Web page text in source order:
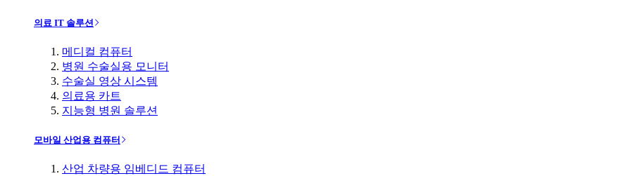
의료 IT 솔루션
메디컬 컴퓨터
병원 수술실용 모니터
수술실 영상 시스템
의료용 카트
지능형 병원 솔루션
모바일 산업용 컴퓨터
산업 차량용 임베디드 컴퓨터